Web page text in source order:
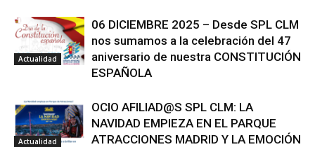
Actualidad
06 DICIEMBRE 2025 – Desde SPL CLM
nos sumamos a la celebración del 47
aniversario de nuestra CONSTITUCIÓN
ESPAÑOLA
Actualidad
OCIO AFILIAD@S SPL CLM: LA
NAVIDAD EMPIEZA EN EL PARQUE
ATRACCIONES MADRID Y LA EMOCIÓN